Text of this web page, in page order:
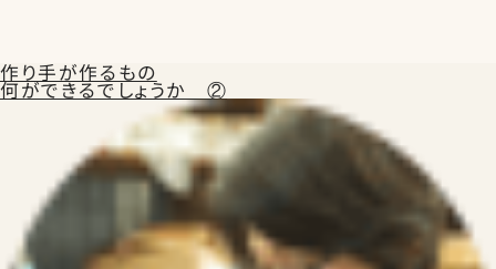
作り手が作るもの
何ができるでしょうか ②